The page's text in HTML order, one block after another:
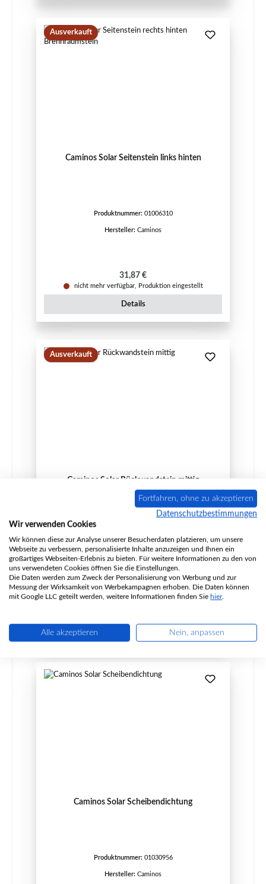
Ausverkauft
Caminos Solar Seitenstein links hinten
Produktnummer: 01006310
Hersteller: Caminos
Regulärer Preis:
31,87 €
nicht mehr verfügbar, Produktion eingestellt
Details
Ausverkauft
Caminos Solar Rückwandstein mittig
Produktnummer: 01006311
Hersteller:Caminos
Regulärer Preis:
31,87 €
Details
Caminos Solar Scheibendichtung
Produktnummer: 01030956
Hersteller: Caminos
Fortfahren, ohne zu akzeptieren
Datenschutzbestimmungen
Wir verwenden Cookies
Wir können diese zur Analyse unserer Besucherdaten platzieren, um unsere
Webseite zu verbessern, personalisierte Inhalte anzuzeigen und Ihnen ein
großartiges Webseiten-Erlebnis zu bieten. Für weitere Informationen zu den von
uns verwendeten Cookies öffnen Sie die Einstellungen.
Die Daten werden zum Zweck der Personalisierung von Werbung und zur
Messung der Wirksamkeit von Werbekampagnen erhoben. Die Daten können
mit Google LLC geteilt werden, weitere Informationen finden Sie hier.
Alle akzeptieren Nein, anpassen